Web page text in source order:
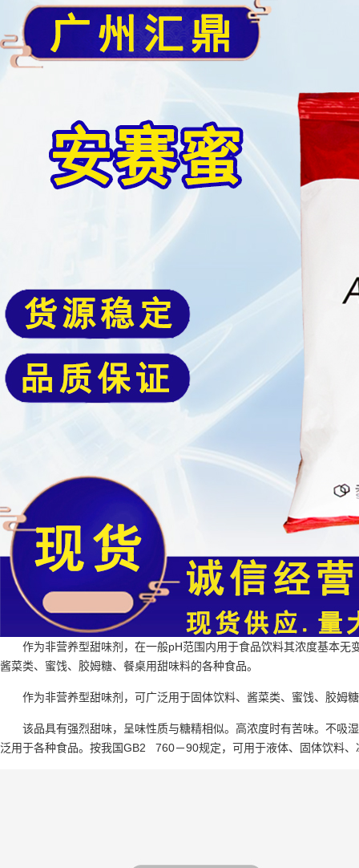
作为非营养型甜味剂，在一般pH范围内用于食品饮料其浓度基本
酱菜类、蜜饯、胶姆糖、餐桌用甜味料的各种食品。
作为非营养型甜味剂，可广泛用于固体饮料、酱菜类、蜜饯、胶姆
该品具有强烈甜味，呈味性质与糖精相似。高浓度时有苦味。不吸
泛用于各种食品。按我国GB2 760－90规定，可用于液体、固体饮料